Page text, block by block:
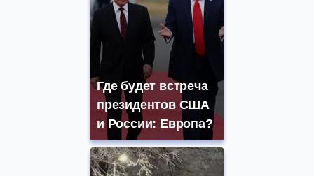
Где будет встреча
президентов США
и России: Европа?